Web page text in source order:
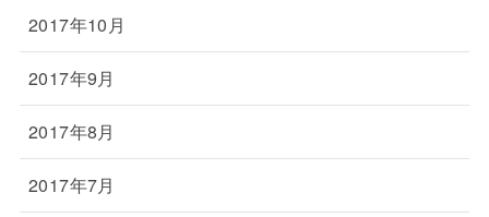
2017年10月
2017年9月
2017年8月
2017年7月